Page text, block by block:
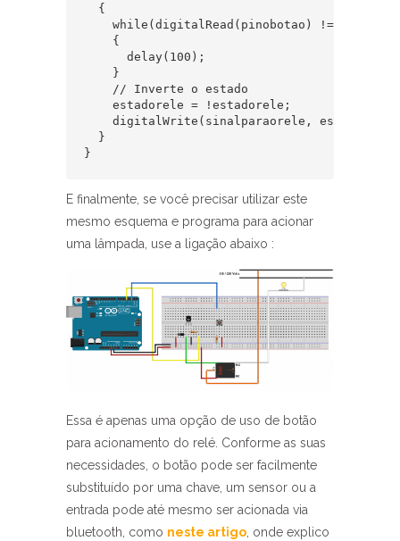
  {
    while(digitalRead(pinobotao) != 1)
    {
      delay(100);
    }
    // Inverte o estado
    estadorele = !estadorele;
digitalWrite(sinalparaorele,
  }
}
E finalmente, se você precisar utilizar este
mesmo esquema e programa para acionar
uma lâmpada, use a ligação abaixo :
Essa é apenas uma opção de uso de botão
para acionamento do relé. Conforme as suas
necessidades, o botão pode ser facilmente
substituído por uma chave, um sensor ou a
entrada pode até mesmo ser acionada via
bluetooth, como neste artigo , onde explico